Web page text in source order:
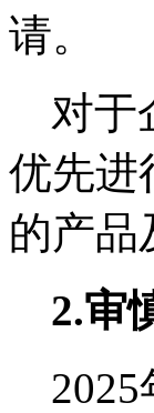
请。
对于
优先进
的产品
2.审
2025